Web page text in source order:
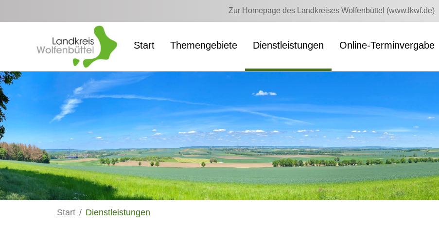
Zur Homepage des Landkreises Wolfenbüttel (www.lkwf.de)
Start Themengebiete Dienstleistungen Online-Terminvergabe
Start Dienstleistungen